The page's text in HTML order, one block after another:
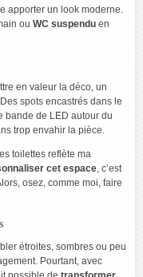
apporter un look moderne.
ou WC suspendu en
en valeur la déco, un
spots encastrés dans le
bande de LED autour du
trop envahir la pièce.
toilettes reflète ma
cet espace , c’est
osez, comme moi, faire
étroites, sombres ou peu
Pourtant, avec